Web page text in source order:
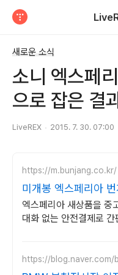
새로운 소식
소니 엑스페
으로 잡은 결
LiveREX 2015. 7. 30. 07:00
https://m.bunjang.co.kr/
미개봉 엑스페리아
브랜드 중고거래
엑스페리아 새상품을 중
대화 없는 안전결제로 간
https://blog.naver.com/